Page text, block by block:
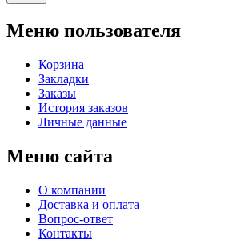
Меню пользователя
Корзина
Закладки
Заказы
История заказов
Личные данные
Меню сайта
О компании
Доставка и оплата
Вопрос-ответ
Контакты